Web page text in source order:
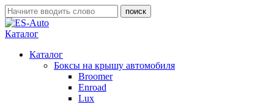
Каталог
Каталог
Боксы на крышу автомобиля
Broomer
Enroad
Lux